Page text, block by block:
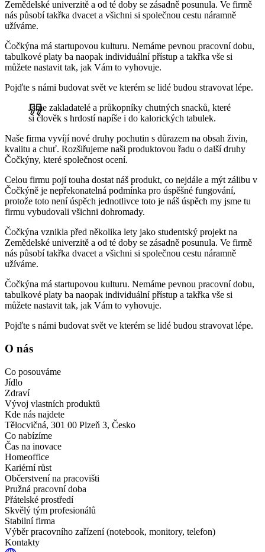
Zemědelské univerzitě a od té doby se zásadně posunula. Ve firmě
nás působí takřka dvacet a všichni si společnou cestu náramně
užíváme.
Čočkýna má startupovou kulturu. Nemáme pevnou pracovní dobu,
tabulkové platy ba naopak individuální přístup a takřka vše si
můžete nastavit tak, jak Vám to vyhovuje.
Pojďte s námi budovat svět ve kterém se lidé budou stravovat lépe.
Jsme zakladatelé a průkopníky chutných snacků, které
si člověk s hrdostí napíše i do kalorických tabulek.
Naše firma vyvíjí nové druhy pochutin s důrazem na obsah živin,
kvalitu a chuť. Rozšiřujeme naši produktovou řadu o další druhy
Čočkýny, které společnost ocení.
Celou firmu pojí touha dostat náš produkt, co nejdále a mýt zálibu v
Čočkýně je nepřekonatelná podmínka pro úspěšné fungování,
protože toto není úspěch jednotlivce toto je náš úspěch my jsme tu
firmu vybudovali všichni dohromady.
Čočkýna vznikla před několika lety jako studentský projekt na
Zemědelské univerzitě a od té doby se zásadně posunula. Ve firmě
nás působí takřka dvacet a všichni si společnou cestu náramně
užíváme.
Čočkýna má startupovou kulturu. Nemáme pevnou pracovní dobu,
tabulkové platy ba naopak individuální přístup a takřka vše si
můžete nastavit tak, jak Vám to vyhovuje.
Pojďte s námi budovat svět ve kterém se lidé budou stravovat lépe.
O nás
Co posouváme
Jídlo
Zdraví
Vývoj vlastních produktů
Kde nás najdete
Tělocvičná, 301 00 Plzeň 3, Česko
Co nabízíme
Čas na inovace
Homeoffice
Kariérní růst
Občerstvení na pracovišti
Pružná pracovní doba
Přátelské prostředí
Skvělý tým profesionálů
Stabilní firma
Výběr pracovního zařízení (notebook, monitory, telefon)
Kontakty